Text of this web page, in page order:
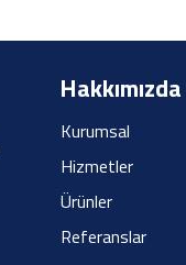
Hakkımızda
Kurumsal
Hizmetler
Ürünler
Referanslar